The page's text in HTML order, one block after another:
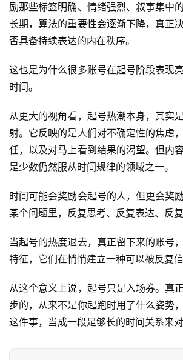
励那些标签明确、情绪强烈、叙事集中
长期，算法的重要性会逐渐下降，真正
否具备持续表达的内在秩序。
这也是为什么很多账号在起号阶段表现
时间。
从更大的视角看，起号热潮本身，其实
射。它反映的是人们对不确定性的焦虑
任，以及对马上看到结果的渴望。但内
是少数仍然服从时间规律的领域之一。
时间可能会奖励会起号的人，但更会奖
某个问题里，反复思考、反复表达、反复
当起号的热度退去，真正留下来的账号
特征，它们在悄悄建立一种可以被反复信
从这个意义上说，起号只是入场券。真
步的，从来不是你起跑时用了什么姿势
这件事，当成一段足够长的时间关系来对